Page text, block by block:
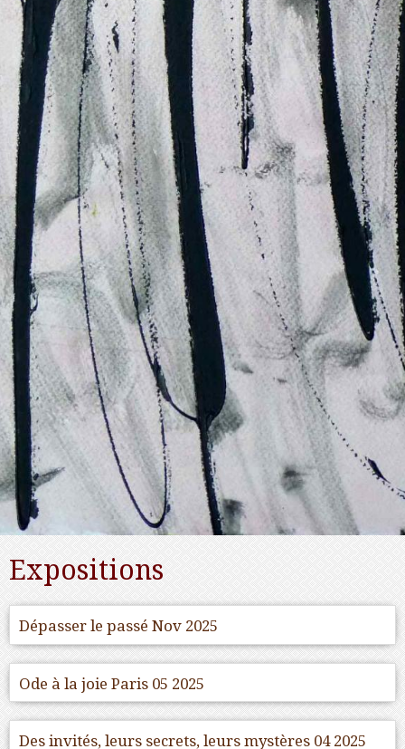
Expositions
Dépasser le passé Nov 2025
Ode à la joie Paris 05 2025
Des invités, leurs secrets, leurs mystères 04 2025